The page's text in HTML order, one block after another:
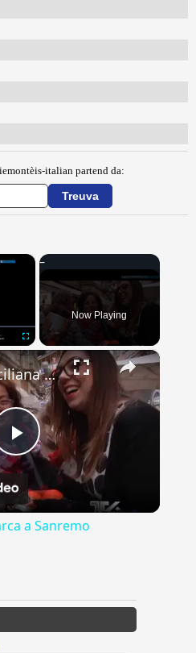
italian partend da:
×
Fullscreen
Now Playing
×
Play
Video
L'arancia siciliana sbarca a Sanremo
a Sanremo